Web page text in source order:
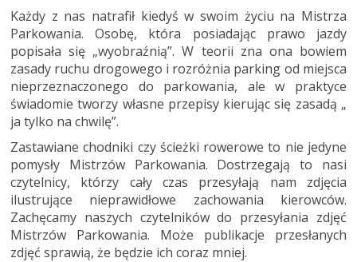
Każdy z nas natrafił kiedyś w swoim życiu na Mistrza
Parkowania. Osobę, która posiadając prawo jazdy
popisała się „wyobraźnią”. W teorii zna ona bowiem
zasady ruchu drogowego i rozróżnia parking od miejsca
nieprzeznaczonego do parkowania, ale w praktyce
świadomie tworzy własne przepisy kierując się zasadą „
ja tylko na chwilę”.
Zastawiane chodniki czy ścieżki rowerowe to nie jedyne
pomysły Mistrzów Parkowania. Dostrzegają to nasi
czytelnicy, którzy cały czas przesyłają nam zdjęcia
ilustrujące nieprawidłowe zachowania kierowców.
Zachęcamy naszych czytelników do przesyłania zdjęć
Mistrzów Parkowania. Może publikacje przesłanych
zdjęć sprawią, że będzie ich coraz mniej.